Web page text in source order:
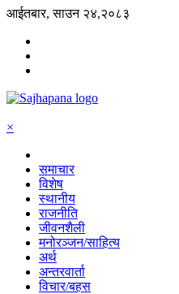
आईतबार, साउन २४,२०८३
×
समाचार
विशेष
स्थानीय
राजनीति
जीवनशैली
मनोरञ्जन/साहित्य
अर्थ
अन्तरवार्ता
विचार/बहस